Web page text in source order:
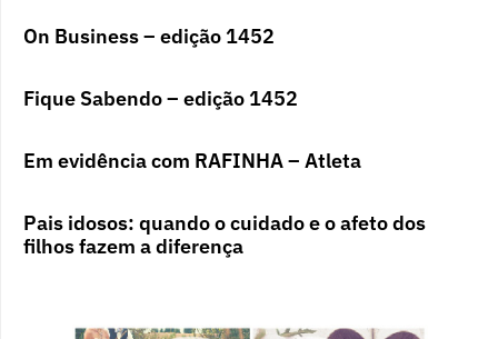
On Business – edição 1452
Fique Sabendo – edição 1452
Em evidência com RAFINHA – Atleta
Pais idosos: quando o cuidado e o afeto dos
filhos fazem a diferença